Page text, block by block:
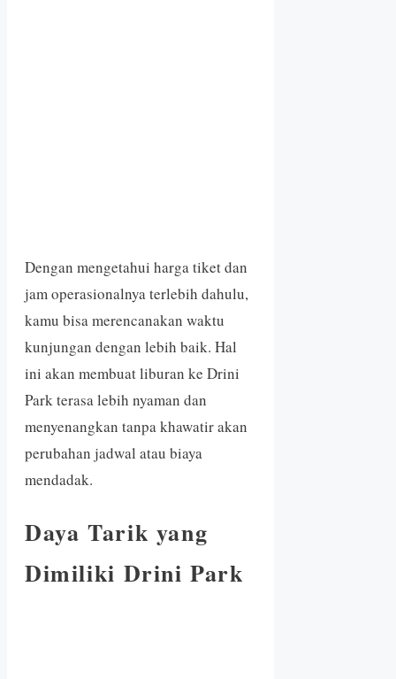
Dengan mengetahui harga tiket dan
jam operasionalnya terlebih dahulu,
kamu bisa merencanakan waktu
kunjungan dengan lebih baik. Hal
ini akan membuat liburan ke Drini
Park terasa lebih nyaman dan
menyenangkan tanpa khawatir akan
perubahan jadwal atau biaya
mendadak.
Daya Tarik yang
Dimiliki Drini Park